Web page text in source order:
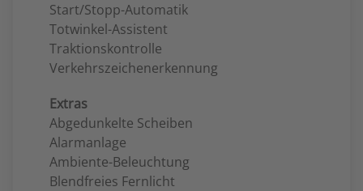
Start/Stopp-Automatik
Totwinkel-Assistent
Traktionskontrolle
Verkehrszeichenerkennung
Extras
Abgedunkelte Scheiben
Alarmanlage
Ambiente-Beleuchtung
Blendfreies Fernlicht